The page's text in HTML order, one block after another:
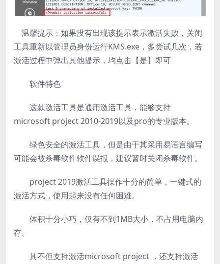
温馨提示：如果没有出现该提示表示激活失败，关闭
工具重新以管理员身份运行KMS.exe，多尝试几次，若
激活过程中弹出其他提示，均点击【是】即可
软件特色
这款激活工具是通用激活工具，能够支持
microsoft project 2010-2019以及pro的专业版本。
绿色安全的激活工具，但是由于其采用易语言编写
可能会被杀毒软件软件误报，建议暂时关闭杀毒软件。
project 2019激活工具操作十分的简单，一键式的
激活方式，使用起来没有任何困难。
体积十分小巧，仅有不到1MB大小，不占用电脑内
存。
其不但支持激活microsoft project ，还支持激活